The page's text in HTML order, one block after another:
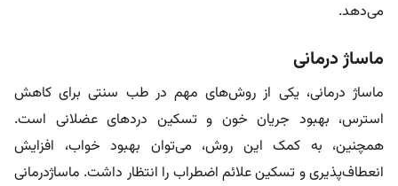
می‌دهد.
ماساژ درمانی
ماساژ درمانی، یکی از روش‌های مهم در طب سنتی برای کاهش
استرس، بهبود جریان خون و تسکین دردهای عضلانی است.
همچنین، به کمک این روش، می‌توان بهبود خواب، افزایش
انعطاف‌پذیری و تسکین علائم اضطراب را انتظار داشت. ماساژدرمانی